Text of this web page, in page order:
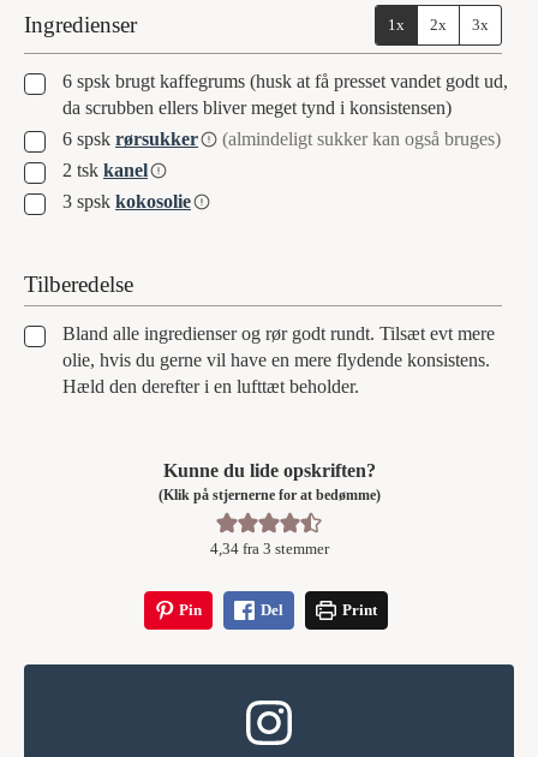
Ingredienser 1x 2x 3x
▢
6 spsk brugt kaffegrums (husk at få presset vandet godt ud,
da scrubben ellers bliver meget tynd i konsistensen)
▢
6 spsk rørsukker (almindeligt sukker kan også bruges)
▢
2 tsk kanel
▢
3 spsk kokosolie
Tilberedelse
▢
Bland alle ingredienser og rør godt rundt. Tilsæt evt mere
olie, hvis du gerne vil have en mere flydende konsistens.
Hæld den derefter i en lufttæt beholder.
Kunne du lide opskriften?
(Klik på stjernerne for at bedømme)
4,34fra 3 stemmer
Pin Del Print